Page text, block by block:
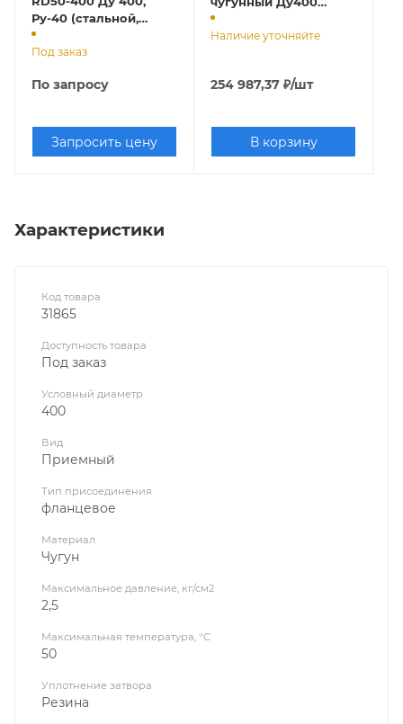
Ру-40 (стальной,
фланцевый)
Под заказ
По запросу
Запросить цену
Ру10/16 (шар
вулканизирован NBR)
Наличие уточняйте
254 987,37 ₽/шт
В корзину
Характеристики
Код товара
31865
Доступность товара
Под заказ
Условный диаметр
400
Вид
Приемный
Тип присоединения
фланцевое
Материал
Чугун
Максимальное давление, кг/см2
2,5
Максимальная температура, °C
50
Уплотнение затвора
Резина